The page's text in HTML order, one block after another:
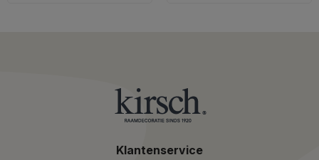
Klantenservice